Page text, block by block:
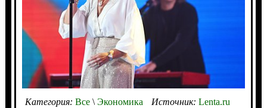
Категория: Все\Экономика Источник: Lenta.ru